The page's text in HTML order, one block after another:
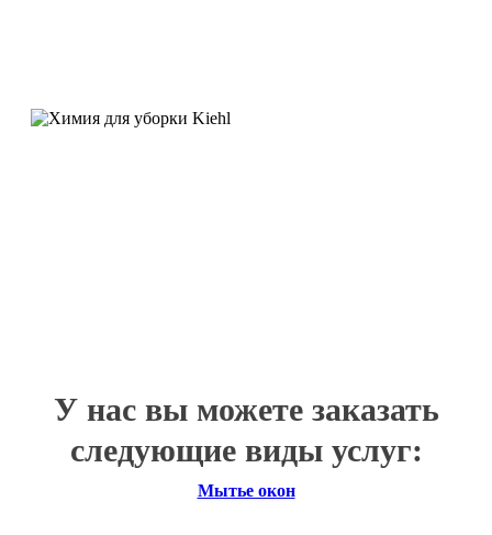
У нас вы можете заказать
следующие виды услуг:
Мытье окон